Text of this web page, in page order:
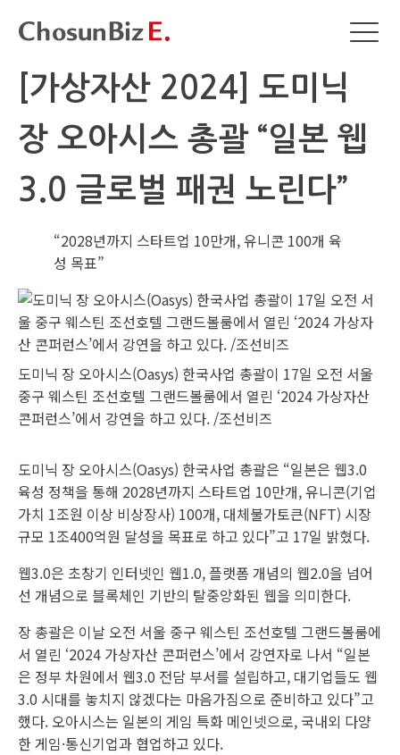
[가상자산 2024] 도미닉
장 오아시스 총괄 “일본 웹
3.0 글로벌 패권 노린다”
“2028년까지 스타트업 10만개, 유니콘 100개 육
성 목표”
도미닉 장 오아시스(Oasys) 한국사업 총괄이 17일 오전 서울
중구 웨스틴 조선호텔 그랜드볼룸에서 열린 ‘2024 가상자산
콘퍼런스’에서 강연을 하고 있다. /조선비즈
도미닉 장 오아시스(Oasys) 한국사업 총괄은 “일본은 웹3.0
육성 정책을 통해 2028년까지 스타트업 10만개, 유니콘(기업
가치 1조원 이상 비상장사) 100개, 대체불가토큰(NFT) 시장
규모 1조400억원 달성을 목표로 하고 있다”고 17일 밝혔다.
웹3.0은 초창기 인터넷인 웹1.0, 플랫폼 개념의 웹2.0을 넘어
선 개념으로 블록체인 기반의 탈중앙화된 웹을 의미한다.
장 총괄은 이날 오전 서울 중구 웨스틴 조선호텔 그랜드볼룸에
서 열린 ‘2024 가상자산 콘퍼런스’에서 강연자로 나서 “일본
은 정부 차원에서 웹3.0 전담 부서를 설립하고, 대기업들도 웹
3.0 시대를 놓치지 않겠다는 마음가짐으로 준비하고 있다”고
했다. 오아시스는 일본의 게임 특화 메인넷으로, 국내외 다양
한 게임·통신기업과 협업하고 있다.